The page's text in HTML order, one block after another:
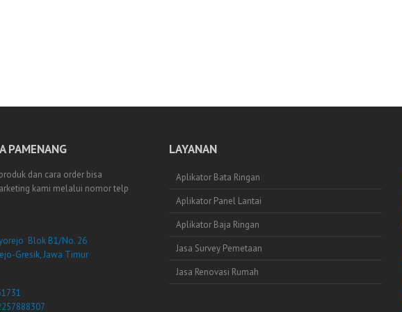
PAMENANG
dan cara order bisa
kami melalui nomor telp
Blok B1/No. 26
Gresik, Jawa Timur
LAYANAN
Aplikator Bata Ringan
Aplikator Panel Lantai
Aplikator Baja Ringan
Jasa Survey Pemetaan
Jasa Renovasi Rumah